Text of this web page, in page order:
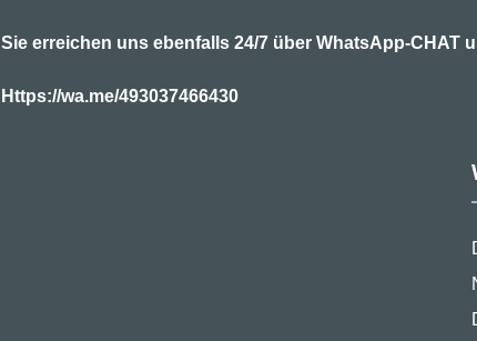
Sie erreichen uns ebenfalls 24/7 über WhatsApp-CHAT
Https://wa.me/493037466430